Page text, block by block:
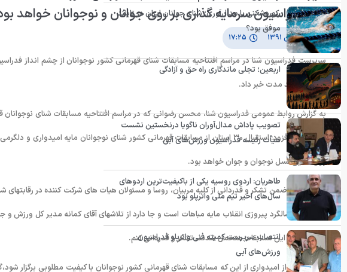
نگاه فدراسیون سرمایه گذاری بر روی جوانان و نوجوانان خواهد
۱۸ بهمن ۱۳۹۱ ۱۷:۲۵
سرپرست فدراسیون شنا در مراسم افتتاحیه مسابقات شنای قهرمانی کشور نوجوانان از چشم انداز
استراتژی بلند مدت خبر داد.
به گزارش روابط عمومی فدراسیون شنا، محسن رضوانی که در مراسم افتتاحیه مسابقات شنای
این مطلب افزود: استقبال ٣۰ استان از مسابقات قهرمانی کشور شنای نوجوانان مایه
روی همین نسل نوجوان و جوان خواهد بود.
وی در ادامه ضمن تشکر و قدردانی از کلیه مربیان، روسا و مسئولان هیات های شرکت کننده در رقابتهای
و چهارمین سالگرد پیروزی انقلاب مایه مباهات است و جا دارد از تلاشهای آقای کمانه مدیر کل
برای میزبانی این مسابقات متحمل شدند، تشکر و قدردانی کنم.
رضوانی با ابراز امیدواری از این که مسابقات شنای قهرمانی کشور نوجوانان با کیفیت مطلوبی برگزار
رکوردشکنی یا مدال‌آوری؛ شنای جوانان ایران در تایلند
موفق بود؟
اربعین؛ تجلی ماندگاری راه حق و آزادگی
تصویب پاداش مدال‌آوران ناگویا درنخستین نشست
هیأت رئیسه فدراسیون ورزش‌های آبی
طاهریان: اردوی روسیه یکی از باکیفیت‌ترین اردوهای
سال‌های اخیر تیم ملی واترپلو بود
انتصاب سرپرست کمیته فنی واترپلو فدراسیون
ورزش‌های آبی